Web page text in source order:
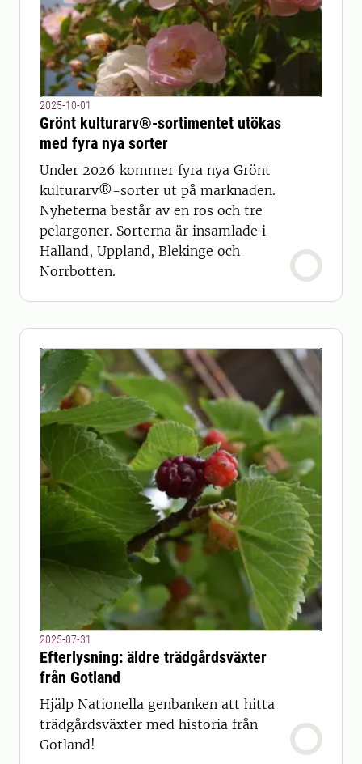
2025-10-01
Grönt kulturarv®-sortimentet utökas
med fyra nya sorter
Under 2026 kommer fyra nya Grönt
kulturarv®-sorter ut på marknaden.
Nyheterna består av en ros och tre
pelargoner. Sorterna är insamlade i
Halland, Uppland, Blekinge och
Norrbotten.
2025-07-31
Efterlysning: äldre trädgårdsväxter
från Gotland
Hjälp Nationella genbanken att hitta
trädgårdsväxter med historia från
Gotland!